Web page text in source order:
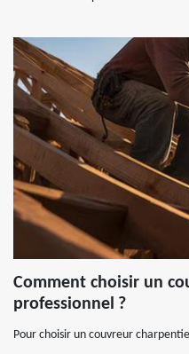
Comment choisir un
professionnel ?
Pour choisir un couvreur